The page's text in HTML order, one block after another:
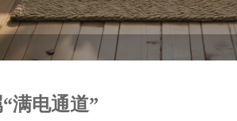
“满电通道”